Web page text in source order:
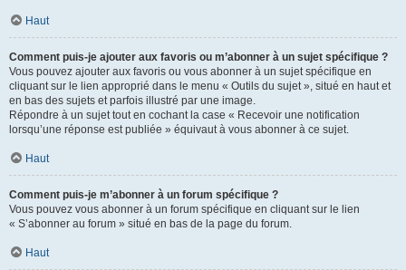
Haut
Comment puis-je ajouter aux favoris ou m’abonner à un sujet spécifique ?
Vous pouvez ajouter aux favoris ou vous abonner à un sujet spécifique en
cliquant sur le lien approprié dans le menu « Outils du sujet », situé en haut et
en bas des sujets et parfois illustré par une image.
Répondre à un sujet tout en cochant la case « Recevoir une notification
lorsqu’une réponse est publiée » équivaut à vous abonner à ce sujet.
Haut
Comment puis-je m’abonner à un forum spécifique ?
Vous pouvez vous abonner à un forum spécifique en cliquant sur le lien
« S’abonner au forum » situé en bas de la page du forum.
Haut